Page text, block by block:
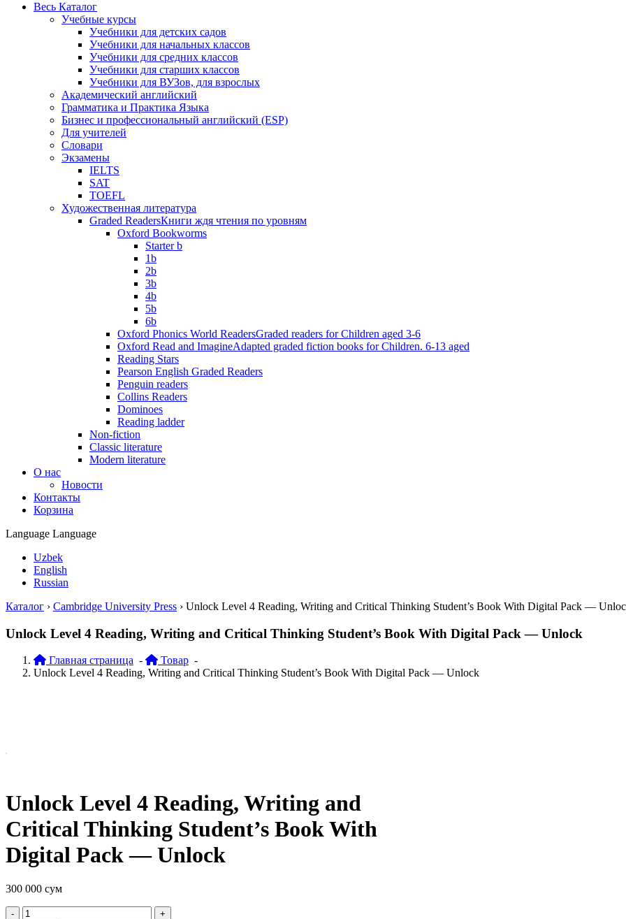
Весь Каталог
Учебные курсы
Учебники для детских садов
Учебники для начальных классов
Учебники для средних классов
Учебники для старших классов
Учебники для ВУЗов, для взрослых
Академический английский
Грамматика и Практика Языка
Бизнес и профессиональный английский (ESP)
Для учителей
Словари
Экзамены
IELTS
SAT
TOEFL
Художественная литература
Graded ReadersКниги ждя чтения по уровням
Oxford Bookworms
Starter b
1b
2b
3b
4b
5b
6b
Oxford Phonics World ReadersGraded readers for Children aged 3-6
Oxford Read and ImagineAdapted graded fiction books for Children. 6-13 aged
Reading Stars
Pearson English Graded Readers
Penguin readers
Collins Readers
Dominoes
Reading ladder
Non-fiction
Classic literature
Modern literature
О нас
Новости
Контакты
Корзина
Language Language
Uzbek
English
Russian
Каталог › Cambridge University Press › Unlock Level 4 Reading, Writing and Critical Thinking Student’s Book With Digital Pack —
Unlock Level 4 Reading, Writing and Critical Thinking Student’s Book With Digital Pack — Unlock
Главная страница - Товар -
Unlock Level 4 Reading, Writing and Critical Thinking Student’s Book With Digital Pack — Unlock
Unlock Level 4 Reading, Writing and
Critical Thinking Student’s Book With
Digital Pack — Unlock
300 000 сум
Quantity